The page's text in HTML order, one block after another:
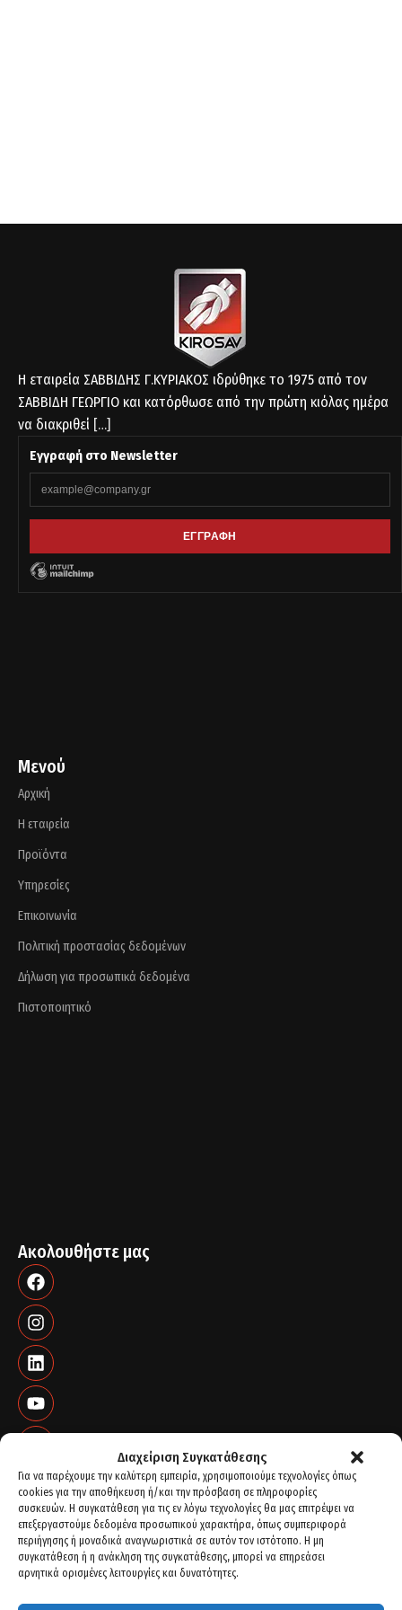
Διαχείριση Συγκατάθεσης
Για να παρέχουμε την καλύτερη εμπειρία, χρησιμοποιούμε τεχνολογίες όπως
cookies για την αποθήκευση ή/και την πρόσβαση σε πληροφορίες
συσκευών. Η συγκατάθεση για τις εν λόγω τεχνολογίες θα μας επιτρέψει να
επεξεργαστούμε δεδομένα προσωπικού χαρακτήρα, όπως συμπεριφορά
περιήγησης ή μοναδικά αναγνωριστικά σε αυτόν τον ιστότοπο. Η μη
συγκατάθεση ή η ανάκληση της συγκατάθεσης, μπορεί να επηρεάσει
αρνητικά ορισμένες λειτουργίες και δυνατότητες.
Η εταιρεία ΣΑΒΒΙΔΗΣ Γ.ΚΥΡΙΑΚΟΣ ιδρύθηκε το 1975 από τον
ΣΑΒΒΙΔΗ ΓΕΩΡΓΙΟ και κατόρθωσε από την πρώτη κιόλας ημέρα
να διακριθεί […]
Εγγραφή στο Newsletter
Μενού
Αρχική
Η εταιρεία
Προϊόντα
Υπηρεσίες
Επικοινωνία
Πολιτική προστασίας δεδομένων
Δήλωση για προσωπικά δεδομένα
Πιστοποιητικό
Ακολουθήστε μας